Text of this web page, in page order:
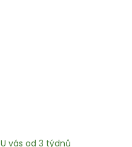
U vás od 3 týdnů